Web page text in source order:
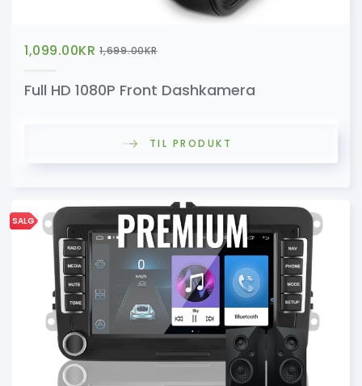
1,099.00KR 1,699.00KR
Full HD 1080P Front Dashkamera
TIL PRODUKT
SALG